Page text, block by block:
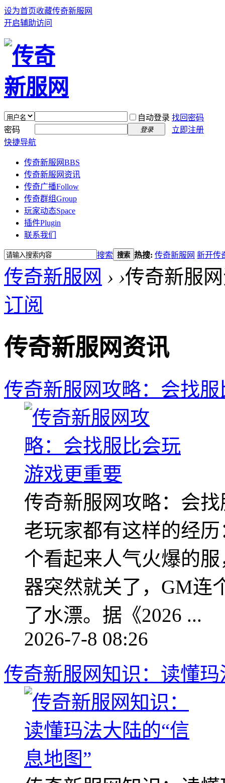
设为首页收藏传奇新服网
开启辅助访问
自动登录 找回密码
密码
登录
立即注册
快捷导航
传奇新服网BBS
传奇新服网资讯
传奇广播Follow
传奇群组Group
玩家动态Space
插件Plugin
联系我们
搜索 搜索 热搜: 传奇新服网 新开传
传奇新服网 › ›传奇新服
订阅
传奇新服网资讯
传奇新服网攻略：会找
传奇新服网攻略：会
老玩家都有这样的经
个看起来人气火爆的
器突然就关了，GM连
了水漂。据《2026 ...
2026-7-8 08:26
传奇新服网知识：读懂